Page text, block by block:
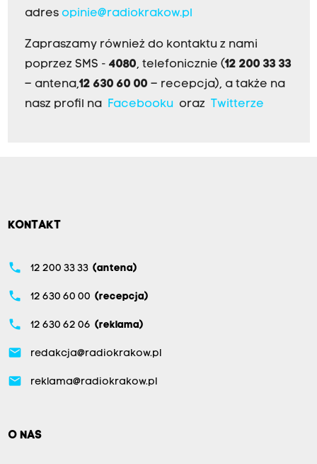
adres opinie@radiokrakow.pl
Zapraszamy również do kontaktu z nami
poprzez SMS - 4080, telefonicznie (12 200 33 33
– antena,12 630 60 00 – recepcja), a także na
nasz profil na
Facebookuoraz Twitterze
KONTAKT
phone 12 200 33 33 (antena)
phone 12 630 60 00 (recepcja)
phone 12 630 62 06 (reklama)
email redakcja@radiokrakow.pl
email reklama@radiokrakow.pl
O NAS